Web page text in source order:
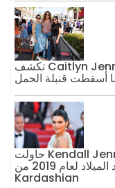
تكشف Caitlyn Jenner كيف تخاطبها كيندال وكايلي الآن
أسقطت قنبلة الحمل
حاولت Kendall Jenner الحصول على نجمة البوب ​​الريفية
هذه لتأخذ مكانها في بطاقة عيد الميلاد لعام 2019 من
Kardashian